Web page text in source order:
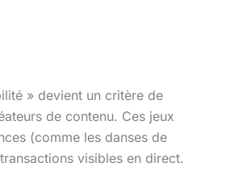
» devient un critère de
de contenu. Ces jeux
(comme les danses de
visibles en direct.